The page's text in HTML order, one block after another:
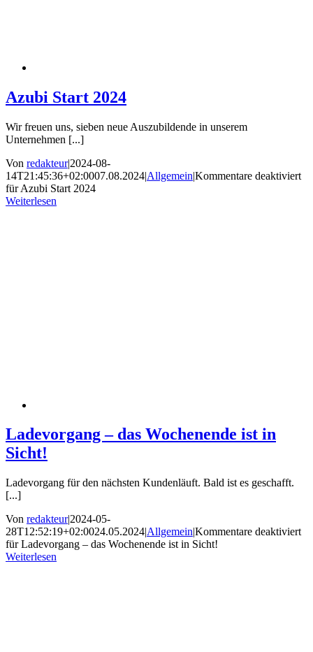
Azubi Start 2024
Wir freuen uns, sieben neue Auszubildende in unserem
Unternehmen [...]
Von redakteur|2024-08-
14T21:45:36+02:0007.08.2024|Allgemein|Kommentare deaktiviert
für Azubi Start 2024
Weiterlesen
Ladevorgang – das Wochenende ist in
Sicht!
Ladevorgang für den nächsten Kundenläuft. Bald ist es geschafft.
[...]
Von redakteur|2024-05-
28T12:52:19+02:0024.05.2024|Allgemein|Kommentare deaktiviert
für Ladevorgang – das Wochenende ist in Sicht!
Weiterlesen